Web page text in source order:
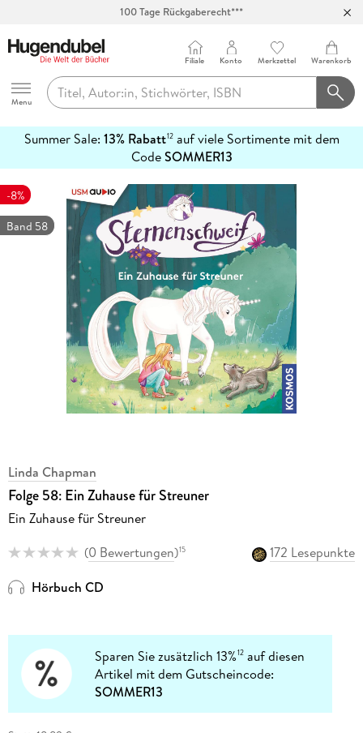
100 Tage Rückgaberecht***
Hugendubel
Menu
Filiale Konto Merkzettel Warenkorb
Summer Sale: 13% Rabatt12auf viele Sortimente mit dem
CodeSOMMER13
erfahren
-8%
Band 58
Linda Chapman
Folge 58: Ein Zuhause für Streuner
Ein Zuhause für Streuner
(0 Bewertungen)15
172 Lesepunkte
Hörbuch CD
Sparen Sie zusätzlich 13%12 auf diesen
Artikel mit dem Gutscheincode:
SOMMER13